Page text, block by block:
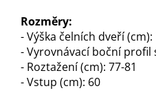
Rozměry:
- Výška čelních dveří (cm):
- Vyrovnávací boční profil
- Roztažení (cm): 77-81
- Vstup (cm): 60